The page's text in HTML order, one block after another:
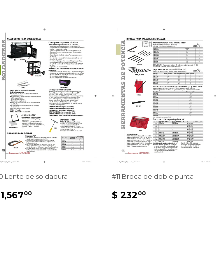
Lente de soldadura
00
#11 Broca de doble punta
PRECIO
$ 23200